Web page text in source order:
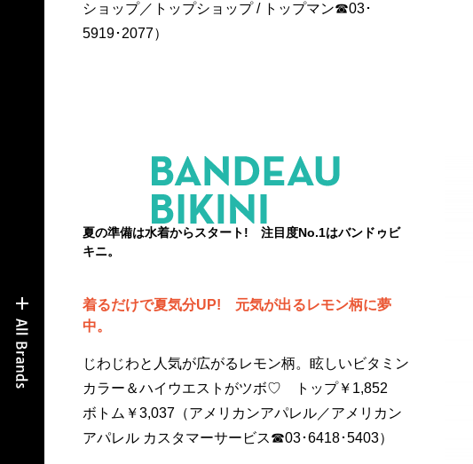
ショップ／トップショップ / トップマン☎03･
5919･2077）
夏の準備は水着からスタート! 注目度No.1はバンドゥビ
キニ。
着るだけで夏気分UP! 元気が出るレモン柄に夢
中。
じわじわと人気が広がるレモン柄。眩しいビタミン
カラー＆ハイウエストがツボ♡ トップ￥1,852
ボトム￥3,037（アメリカンアパレル／アメリカン
アパレル カスタマーサービス☎03･6418･5403）